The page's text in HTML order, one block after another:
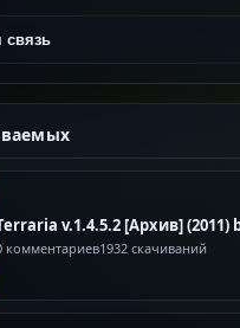
связь
v.1.4.5.2 [Архив] (2011)
комментариев1932 скачиваний